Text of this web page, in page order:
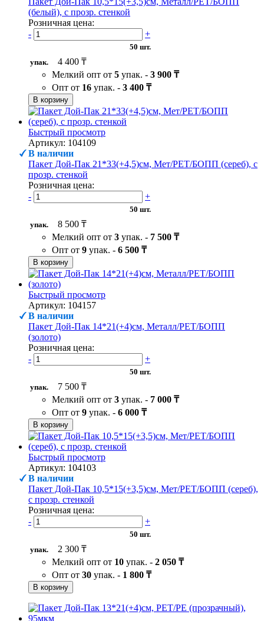
(белый), с прозр. стенкой
Розничная цена:
-
+
50 шт.
упак.
4 400 ₸
Мелкий опт от 5 упак. - 3 900 ₸
Опт от 16 упак. - 3 400 ₸
В корзину
Быстрый просмотр
Артикул: 104109
В наличии
Пакет Дой-Пак 21*33(+4,5)см, Мет/PET/БОПП (сереб), с
прозр. стенкой
Розничная цена:
-
+
50 шт.
упак.
8 500 ₸
Мелкий опт от 3 упак. - 7 500 ₸
Опт от 9 упак. - 6 500 ₸
В корзину
Быстрый просмотр
Артикул: 104157
В наличии
Пакет Дой-Пак 14*21(+4)см, Металл/PET/БОПП
(золото)
Розничная цена:
-
+
50 шт.
упак.
7 500 ₸
Мелкий опт от 3 упак. - 7 000 ₸
Опт от 9 упак. - 6 000 ₸
В корзину
Быстрый просмотр
Артикул: 104103
В наличии
Пакет Дой-Пак 10,5*15(+3,5)см, Мет/PET/БОПП (сереб),
с прозр. стенкой
Розничная цена:
-
+
50 шт.
упак.
2 300 ₸
Мелкий опт от 10 упак. - 2 050 ₸
Опт от 30 упак. - 1 800 ₸
В корзину